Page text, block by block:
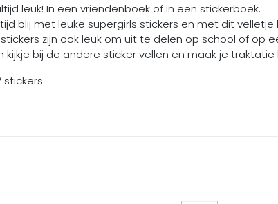
leuk! In een vriendenboek of in een stickerboek.
blij met leuke supergirls stickers en met dit velletje
zijn ook leuk om uit te delen op school of op
kijkje bij de andere sticker vellen en maak je
stickers